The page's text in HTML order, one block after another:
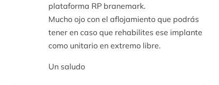
plataforma RP branemark.
Mucho ojo con el aflojamiento que podrás
tener en caso que rehabilites ese implante
como unitario en extremo libre.
Un saludo